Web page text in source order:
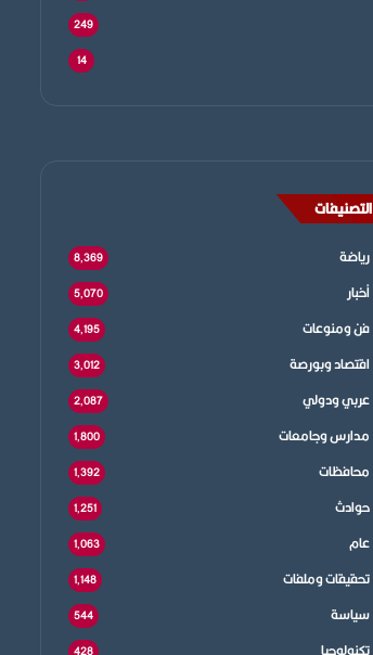
249
14
التصنيفات
رياضة 8٬369
أخبار 5٬070
فن ومنوعات 4٬195
اقتصاد وبورصة 3٬012
عربي ودولي 2٬087
مدارس وجامعات 1٬800
محافظات 1٬392
حوادث 1٬251
عام 1٬063
تحقيقات وملفات 1٬148
سياسة 544
تكنولوجيا 428